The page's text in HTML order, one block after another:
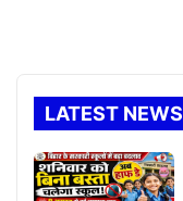
LATEST NEWS